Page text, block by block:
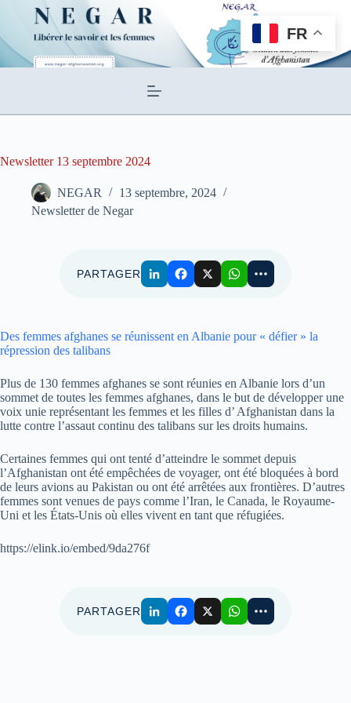
contenu
Newsletter 13 septembre 2024
NEGAR
13 septembre, 2024
Newsletter de Negar
PARTAGER
Des femmes afghanes se réunissent en Albanie pour « défier » la
répression des talibans
Plus de 130 femmes afghanes se sont réunies en Albanie lors d’un
sommet de toutes les femmes afghanes, dans le but de développer une
voix unie représentant les femmes et les filles d’ Afghanistan dans la
lutte contre l’assaut continu des talibans sur les droits humains.
Certaines femmes qui ont tenté d’atteindre le sommet depuis
l’Afghanistan ont été empêchées de voyager, ont été bloquées à bord
de leurs avions au Pakistan ou ont été arrêtées aux frontières. D’autres
femmes sont venues de pays comme l’Iran, le Canada, le Royaume-
Uni et les États-Unis où elles vivent en tant que réfugiées.
https://elink.io/embed/9da276f
PARTAGER
FR